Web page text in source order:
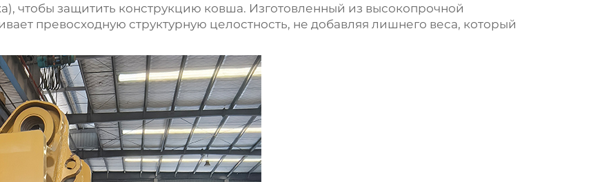
чтобы защитить конструкцию ковша. Изготовленный из высокопрочной
превосходную структурную целостность, не добавляя лишнего веса, который